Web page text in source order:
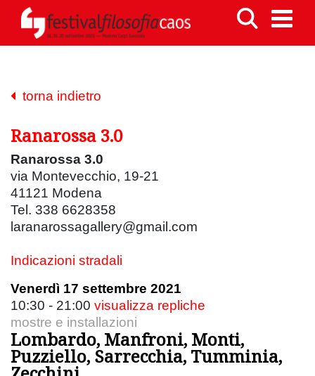
torna indietro
Ranarossa 3.0
Ranarossa 3.0
via Montevecchio, 19-21
41121 Modena
Tel. 338 6628358
laranarossagallery@gmail.com
Indicazioni stradali
Venerdì 17 settembre 2021
10:30 - 21:00 visualizza repliche
mostre e installazioni
Lombardo, Manfroni, Monti,
Puzziello, Sarrecchia, Tumminia,